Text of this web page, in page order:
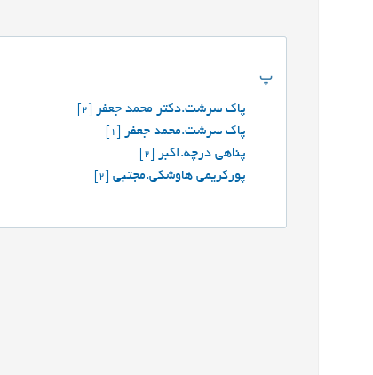
پ
پاک سرشت.دکتر محمد جعفر
پاک سرشت.محمد جعفر
پناهی درچه.اکبر
پورکریمی هاوشکی.مجتبی